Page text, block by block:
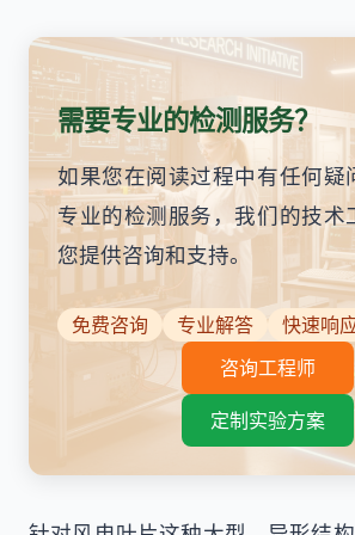
需要专业的检测服务？
如果您在阅读过程中有任何疑
专业的检测服务，我们的技术
您提供咨询和支持。
免费咨询 专业解答
快速响
咨询工程师
定制实验方案